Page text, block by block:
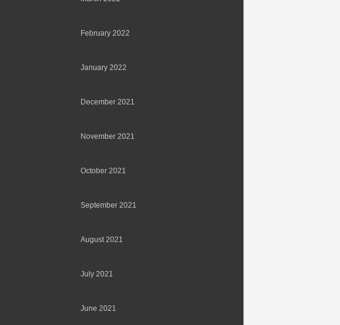
February 2022
January 2022
December 2021
November 2021
October 2021
September 2021
August 2021
July 2021
June 2021